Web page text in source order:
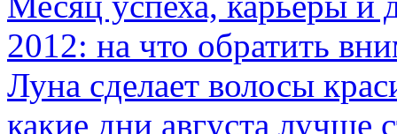
2012: на что обратить
Луна сделает волосы
какие дни августа лучше